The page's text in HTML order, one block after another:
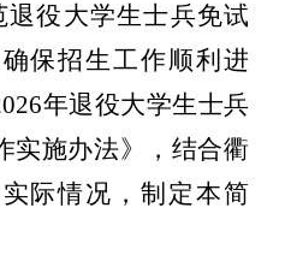
退役大学生士兵免试
保招生工作顺利进
6年退役大学生士兵
实施办法》，结合衢
际情况，制定本简